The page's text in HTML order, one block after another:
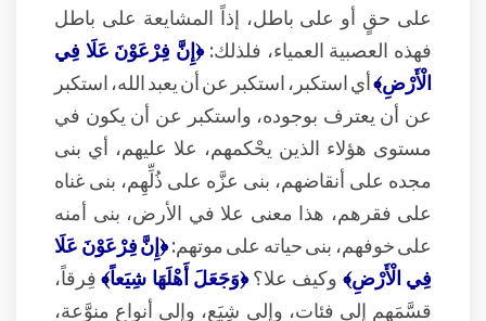
على حقٍ أو على باطل، إذاً المشايعة على باطل
فهذه العصبية العمياء، فلذلك:﴿إِنَّ فِرْعَوْنَ عَلَا فِي
الْأَرْضِ﴾أي استكبر، استكبر عن أن يعبد الله، استكبر
عن أن يعترف بوجوده، واستكبر عن أن يكون في
مستوى هؤلاء الذين يحْكمهم، علا عليهم، أي بنى
مجده على أنقاضهم، بنى عزَّه على ذُلِّهِم، بنى غناه
على فقرهم، هذا معنى علا في الأرض، بنى أمنه
على خوفهم، بنى حياته على موتهم:﴿إِنَّ فِرْعَوْنَ عَلَا
فِي الْأَرْضِ﴾ وكيف علا؟﴿وَجَعَلَ أَهْلَهَا شِيَعاً﴾فِرقاً،
قسَّمَهم إلى فئات، وإلى شِيَع، وإلى أنواع منوَّعة،